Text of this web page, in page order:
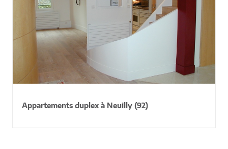
Appartements duplex à Neuilly (92)